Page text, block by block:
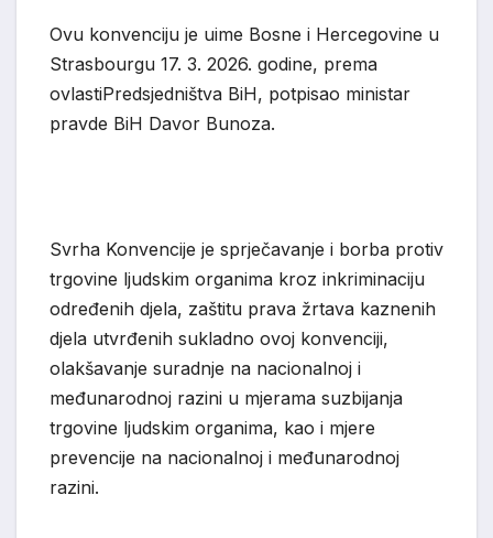
Ovu konvenciju je uime Bosne i Hercegovine u
Strasbourgu 17. 3. 2026. godine, prema
ovlastiPredsjedništva BiH, potpisao ministar
pravde BiH Davor Bunoza.
Svrha Konvencije je sprječavanje i borba protiv
trgovine ljudskim organima kroz inkriminaciju
određenih djela, zaštitu prava žrtava kaznenih
djela utvrđenih sukladno ovoj konvenciji,
olakšavanje suradnje na nacionalnoj i
međunarodnoj razini u mjerama suzbijanja
trgovine ljudskim organima, kao i mjere
prevencije na nacionalnoj i međunarodnoj
razini.